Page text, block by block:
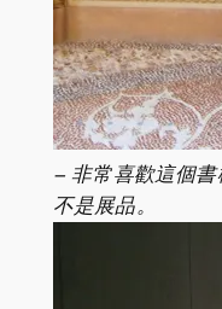
– 非常喜歡這個書
不是展品。